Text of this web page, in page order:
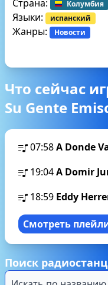
Страна:
Колумбия
Языки: испанский
Жанры: Новости
Что сейчас
Su Gente
07:58A Donde
19:04A Domir
18:59 Eddy
Смотреть
Поиск